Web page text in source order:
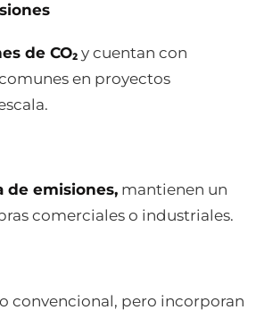
de CO₂y cuentan con
en proyectos
de emisiones, mantienen un
comerciales o industriales.
convencional, pero incorporan